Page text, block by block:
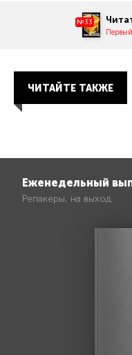
№33
ЧИТАЙТЕ ТАКЖЕ
Еженедельный
Репакеры, на выход